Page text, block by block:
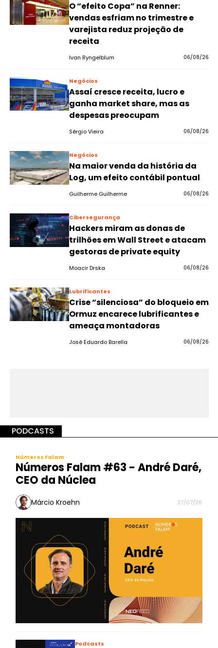
O “efeito Copa” na Renner:
vendas esfriam no trimestre e
varejista reduz projeção de
receita
Ivan Ryngelblum 06/08/26
Negócios
Assaí cresce receita, lucro e
ganha market share, mas as
despesas preocupam
Sérgio Vieira 06/08/26
Negócios
Na maior venda da história da
Log, um efeito contábil pontual
Guilherme Guilherme 06/08/26
Cibersegurança
Hackers miram as donas de
trilhões em Wall Street e atacam
gestoras de private equity
Moacir Drska 06/08/26
Lubrificantes
Crise “silenciosa” do bloqueio em
Ormuz encarece lubrificantes e
ameaça montadoras
José Eduardo Barella 06/08/26
PODCASTS
Números Falam
Números Falam #63 - André Daré,
CEO da Núclea
Márcio Kroehn 27/07/26
Podcasts